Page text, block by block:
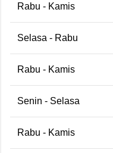
Rabu - Kamis
Selasa - Rabu
Rabu - Kamis
Senin - Selasa
Rabu - Kamis